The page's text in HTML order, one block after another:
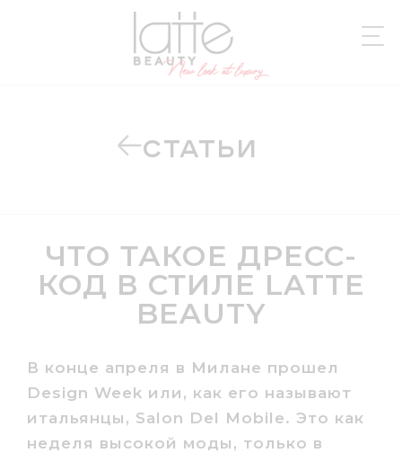
СТАТЬИ
ЧТО ТАКОЕ ДРЕСС-
КОД В СТИЛЕ LATTE
BEAUTY
В конце апреля в Милане прошел
Design Week или, как его называют
итальянцы, Salon Del Mobile. Это как
неделя высокой моды, только в